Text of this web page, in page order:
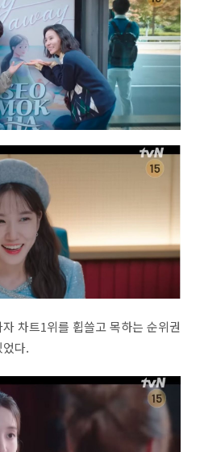
차트1위를 휩쓸고 목하는 순위권
다.